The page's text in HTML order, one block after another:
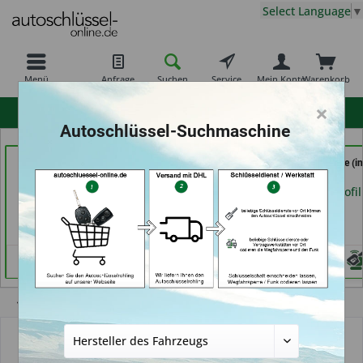
Menü Anfrage Suchen Service Warenkorb
Mein Konto
Select Language ▼
Nürnberg)
Händlerprofil
Calenberger
Schlüssedienst (in
Hannover)
RAPID Service (in
Fellbach)
Händlerprofil
Autoschlüsselgehäuse und Zubehör
×
Autoschlüssel-Suchmaschine